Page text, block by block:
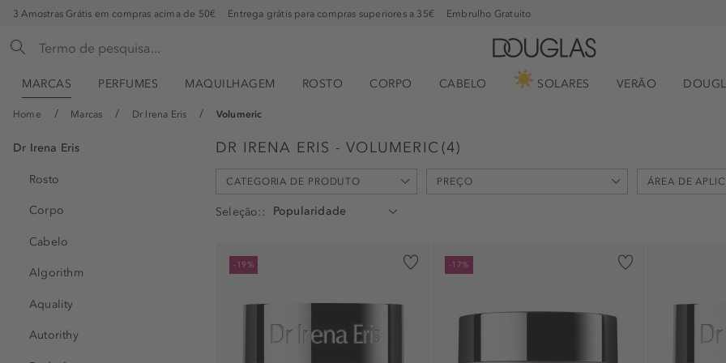
3 Amostras Grátis em compras acima de 50€ Entrega grátis para compras superiores a 35€ Embrulho Gratuito
MARCAS PERFUMES MAQUILHAGEM ROSTO CORPO CABELO SOLARES VERÃO
Home Marcas Dr Irena Eris Volumeric
Dr Irena Eris
Rosto
Corpo
Cabelo
Algorithm
Aquality
Autorithy
DR IRENA ERIS - VOLUMERIC (4)
CATEGORIA DE PRODUTO
Creme de Olhos (1)
Creme de Pescoço (1)
Creme de Rosto (1)
PREÇO ÁREA DE
rosto (3)
Seleção:
-19% -17%